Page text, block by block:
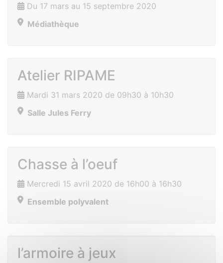
Du 17 mars au 15 septembre 2020
Médiathèque
Atelier RIPAME
Mardi 31 mars 2020 de 09h30 à 10h30
Salle Jules Ferry
Chasse à l’oeuf
Mercredi 15 avril 2020 de 16h00 à 16h30
Ensemble polyvalent
l’armoire à jeux